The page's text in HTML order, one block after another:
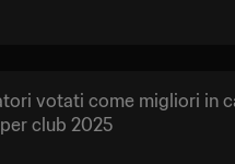
votati come migliori in
club 2025